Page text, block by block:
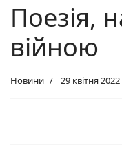
Поезія,
війною
Новини 29 квітня 2022